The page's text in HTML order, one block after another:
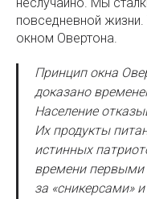
повседневной
окном Овертона.
Принцип окна
доказано
Население
Их продукты
истинных
времени первыми
за «сникерсами»